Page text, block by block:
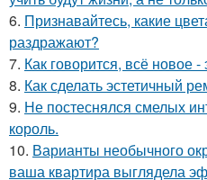
6. Признавайтесь, какие
раздражают?
7. Как говорится, всё новое
8. Как сделать эстетичный
9. Не постеснялся смелых
король.
10. Варианты необычного
ваша квартира выглядела